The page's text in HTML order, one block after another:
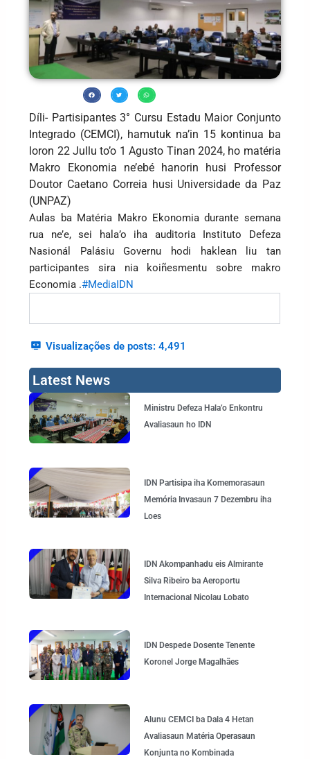
Díli- Partisipantes 3° Cursu Estadu Maior Conjunto
Integrado (CEMCI), hamutuk na’in 15 kontinua ba
loron 22 Jullu to’o 1 Agusto Tinan 2024, ho matéria
Makro Ekonomia ne’ebé hanorin husi Professor
Doutor Caetano Correia husi Universidade da Paz
(UNPAZ)
Aulas ba Matéria Makro Ekonomia durante semana
rua ne’e, sei hala’o iha auditoria Instituto Defeza
Nasionál Palásiu Governu hodi haklean liu tan
participantes sira nia koiñesmentu sobre makro
Economia .#MediaIDN
Visualizações de posts: 4,491
Latest News
Ministru Defeza Hala’o Enkontru
Avaliasaun ho IDN
IDN Partisipa iha Komemorasaun
Memória Invasaun 7 Dezembru iha
Loes
IDN Akompanhadu eis Almirante
Silva Ribeiro ba Aeroportu
Internacional Nicolau Lobato
IDN Despede Dosente Tenente
Koronel Jorge Magalhães
Alunu CEMCI ba Dala 4 Hetan
Avaliasaun Matéria Operasaun
Konjunta no Kombinada
Page